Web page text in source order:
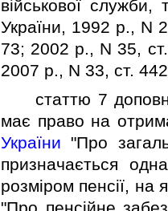
вiйськової
України, 1992 р., N
73; 2002 р., N 35,
2007 р., N 33, ст.
статтю 7
має право на
України "Про
призначається
розмiром пенсiї, на
"Про пенсiйне